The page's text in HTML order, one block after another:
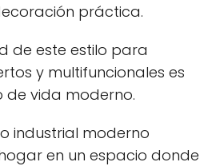
práctica.
de este estilo para
y multifuncionales es
vida moderno.
industrial moderno
en un espacio donde